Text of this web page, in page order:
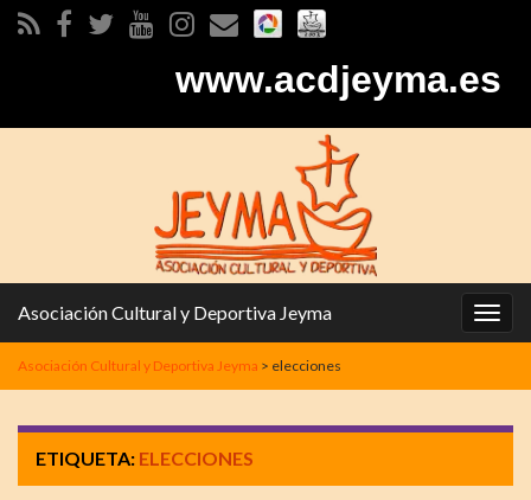
www.acdjeyma.es
la
Asociación Cultural y Deportiva Jeyma
Asociación Cultural y Deportiva Jeyma > elecciones
ETIQUETA: ELECCIONES